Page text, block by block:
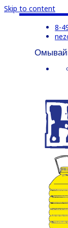
Skip to content
8-